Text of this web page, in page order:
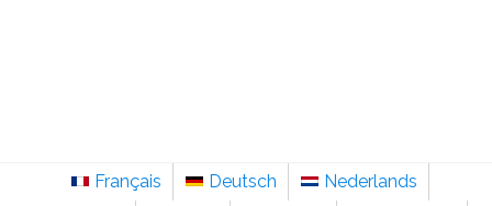
Français Deutsch
Nederlands